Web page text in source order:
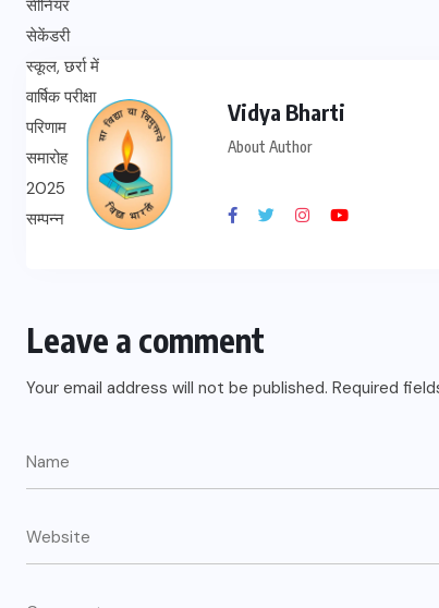
Vidya Bharti
About Author
Leave a comment
Your email address will not be published. Required
संजय विद्या मंदिर में जिला स्तरीय
प्रतियोगिता संपन्न